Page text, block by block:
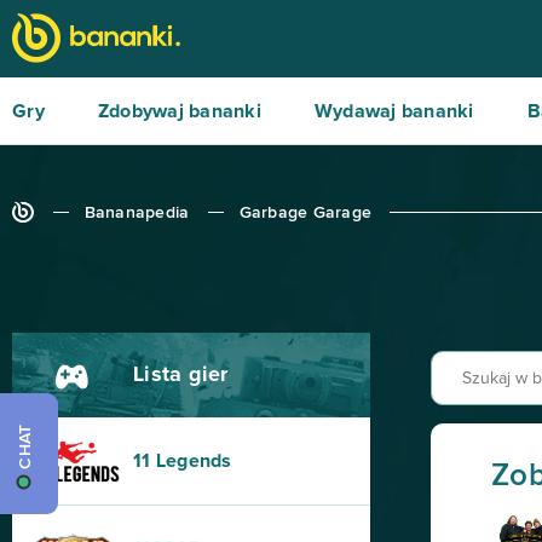
Gry Zdobywaj bananki Wydawaj bananki
Bananapedia Garbage Garage
Lista gier
11 Legends
CHAT